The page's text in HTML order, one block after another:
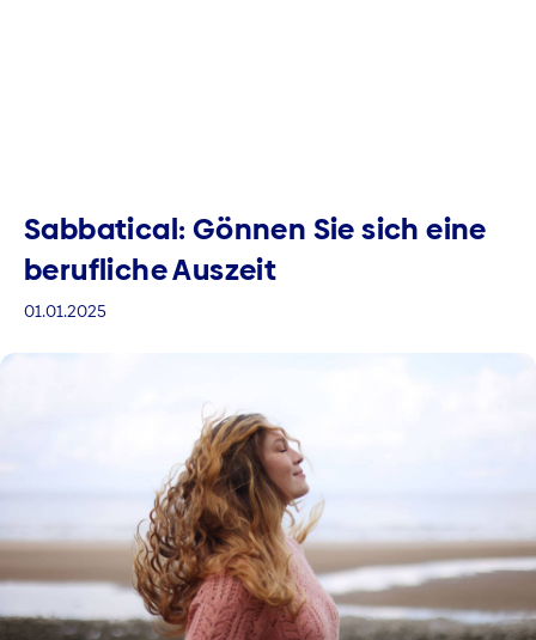
Sabbatical: Gönnen Sie sich eine
berufliche Auszeit
01.01.2025